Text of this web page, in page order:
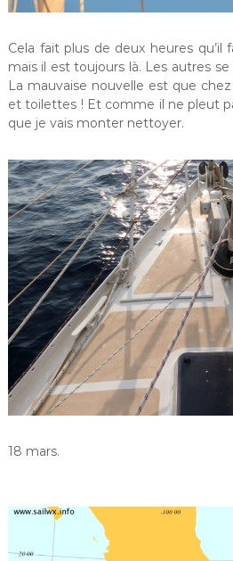
Cela fait plus de deux heures
mais il est toujours là. Les autres
La mauvaise nouvelle est que
et toilettes ! Et comme il ne pleut
que je vais monter nettoyer.
18 mars.